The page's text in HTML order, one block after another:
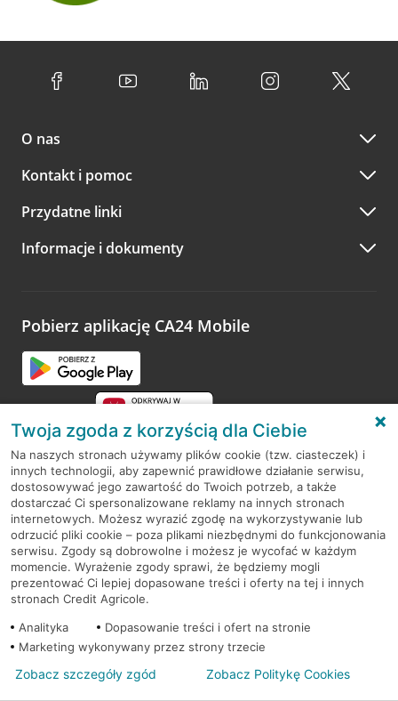
O nas
Kontakt i pomoc
Przydatne linki
Informacje i dokumenty
Pobierz aplikację CA24 Mobile
RODO
Regulamin serwisu
Mapa serwisu
PolitykaCookies
© 2026 Credit Agricole Bank Polska S.A. Wszelkie prawa zastrzeżone
Twoja zgoda z korzyścią dla Ciebie
Na naszych stronach używamy plików cookie (tzw. ciasteczek) i
innych technologii, aby zapewnić prawidłowe działanie serwisu,
dostosowywać jego zawartość do Twoich potrzeb, a także
dostarczać Ci spersonalizowane reklamy na innych stronach
internetowych. Możesz wyrazić zgodę na wykorzystywanie lub
odrzucić pliki cookie – poza plikami niezbędnymi do funkcjonowania
serwisu. Zgody są dobrowolne i możesz je wycofać w każdym
momencie. Wyrażenie zgody sprawi, że będziemy mogli
prezentować Ci lepiej dopasowane treści i oferty na tej i innych
stronach Credit Agricole.
Analityka
Dopasowanie treści i ofert na stronie
Marketing wykonywany przez strony trzecie
Zobacz szczegóły zgód Zobacz Politykę Cookies